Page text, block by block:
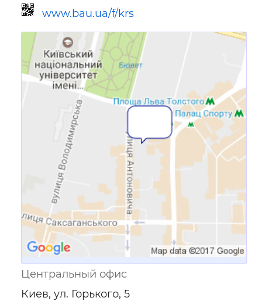
www.bau.ua/f/krs
Ссылка для мобильных устройств
Центральный офис
Киев, ул. Горького, 5